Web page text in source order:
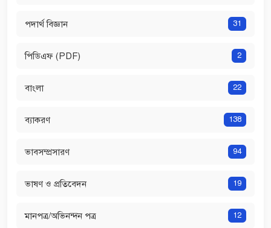
পদার্থ বিজ্ঞান 31
পিডিএফ (PDF) 2
বাংলা 22
ব্যাকরণ 138
ভাবসম্প্রসারণ 94
ভাষণ ও প্রতিবেদন 19
মানপত্র/অভিনন্দন পত্র 12